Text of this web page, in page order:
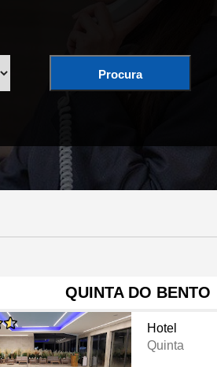
Procura
QUINTA DO BENTO
Hotel
Quinta